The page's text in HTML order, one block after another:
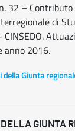
32 – Contributo
di
anno 2016.
della Giunta
GIUNTA